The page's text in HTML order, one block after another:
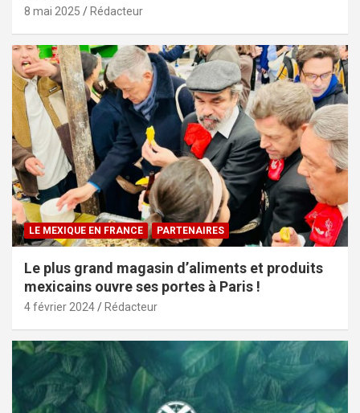
8 mai 2025 Rédacteur
LE MEXIQUE EN FRANCE PARTENAIRES
Le plus grand magasin d’aliments et produits
mexicains ouvre ses portes à Paris !
4 février 2024 Rédacteur